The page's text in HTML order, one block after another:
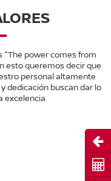
"The power comes from
esto queremos decir que
personal altamente
dedicación buscan dar lo
excelencia